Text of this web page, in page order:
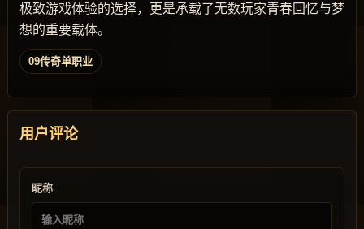
极致游戏体验的选择，更是承载了无数玩家青春回忆与梦
想的重要载体。
09传奇单职业
用户评论
昵称